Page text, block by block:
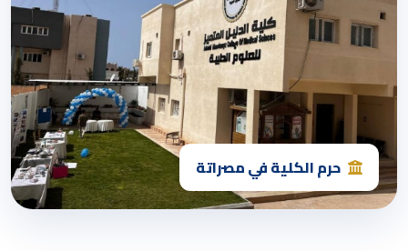
حرم الكلية في مصراتة